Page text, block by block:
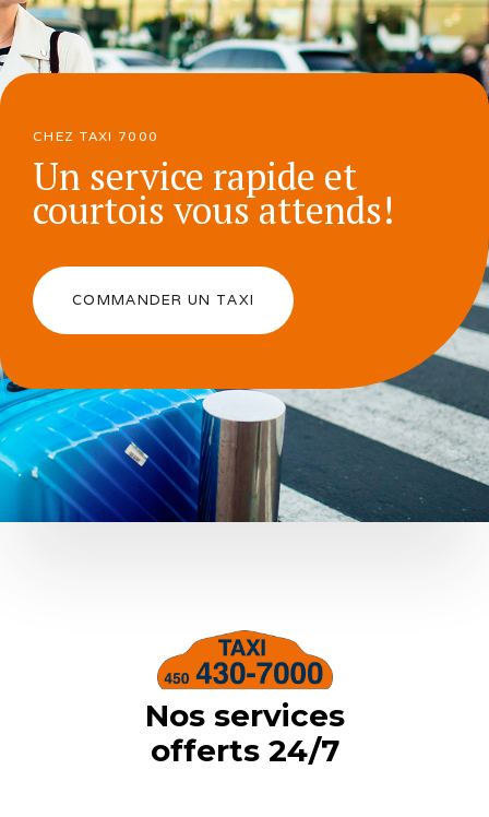
CHEZ TAXI 7000
Un service rapide et
courtois vous attends!
COMMANDER UN TAXI
Nos services
offerts 24/7